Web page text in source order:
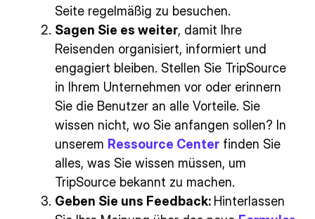
Seite regelmäßig zu besuchen.
Sagen Sie es weiter, damit Ihre
Reisenden organisiert, informiert und
engagiert bleiben. Stellen Sie TripSource
in Ihrem Unternehmen vor oder erinnern
Sie die Benutzer an alle Vorteile. Sie
wissen nicht, wo Sie anfangen sollen? In
unserem Ressource Center finden Sie
alles, was Sie wissen müssen, um
TripSource bekannt zu machen.
Geben Sie uns Feedback: Hinterlassen